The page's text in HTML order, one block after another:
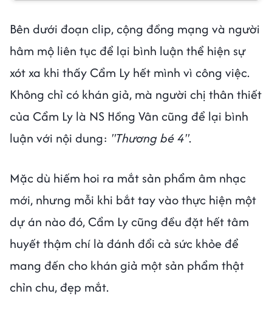
Bên dưới đoạn clip, cộng đồng mạng và người
hâm mộ liên tục để lại bình luận thể hiện sự
xót xa khi thấy Cẩm Ly hết mình vì công việc.
Không chỉ có khán giả, mà người chị thân thiết
của Cẩm Ly là NS Hồng Vân cũng để lại bình
luận với nội dung: "Thương bé 4".
Mặc dù hiếm hoi ra mắt sản phẩm âm nhạc
mới, nhưng mỗi khi bắt tay vào thực hiện một
dự án nào đó, Cẩm Ly cũng đều đặt hết tâm
huyết thậm chí là đánh đổi cả sức khỏe để
mang đến cho khán giả một sản phẩm thật
chỉn chu, đẹp mắt.